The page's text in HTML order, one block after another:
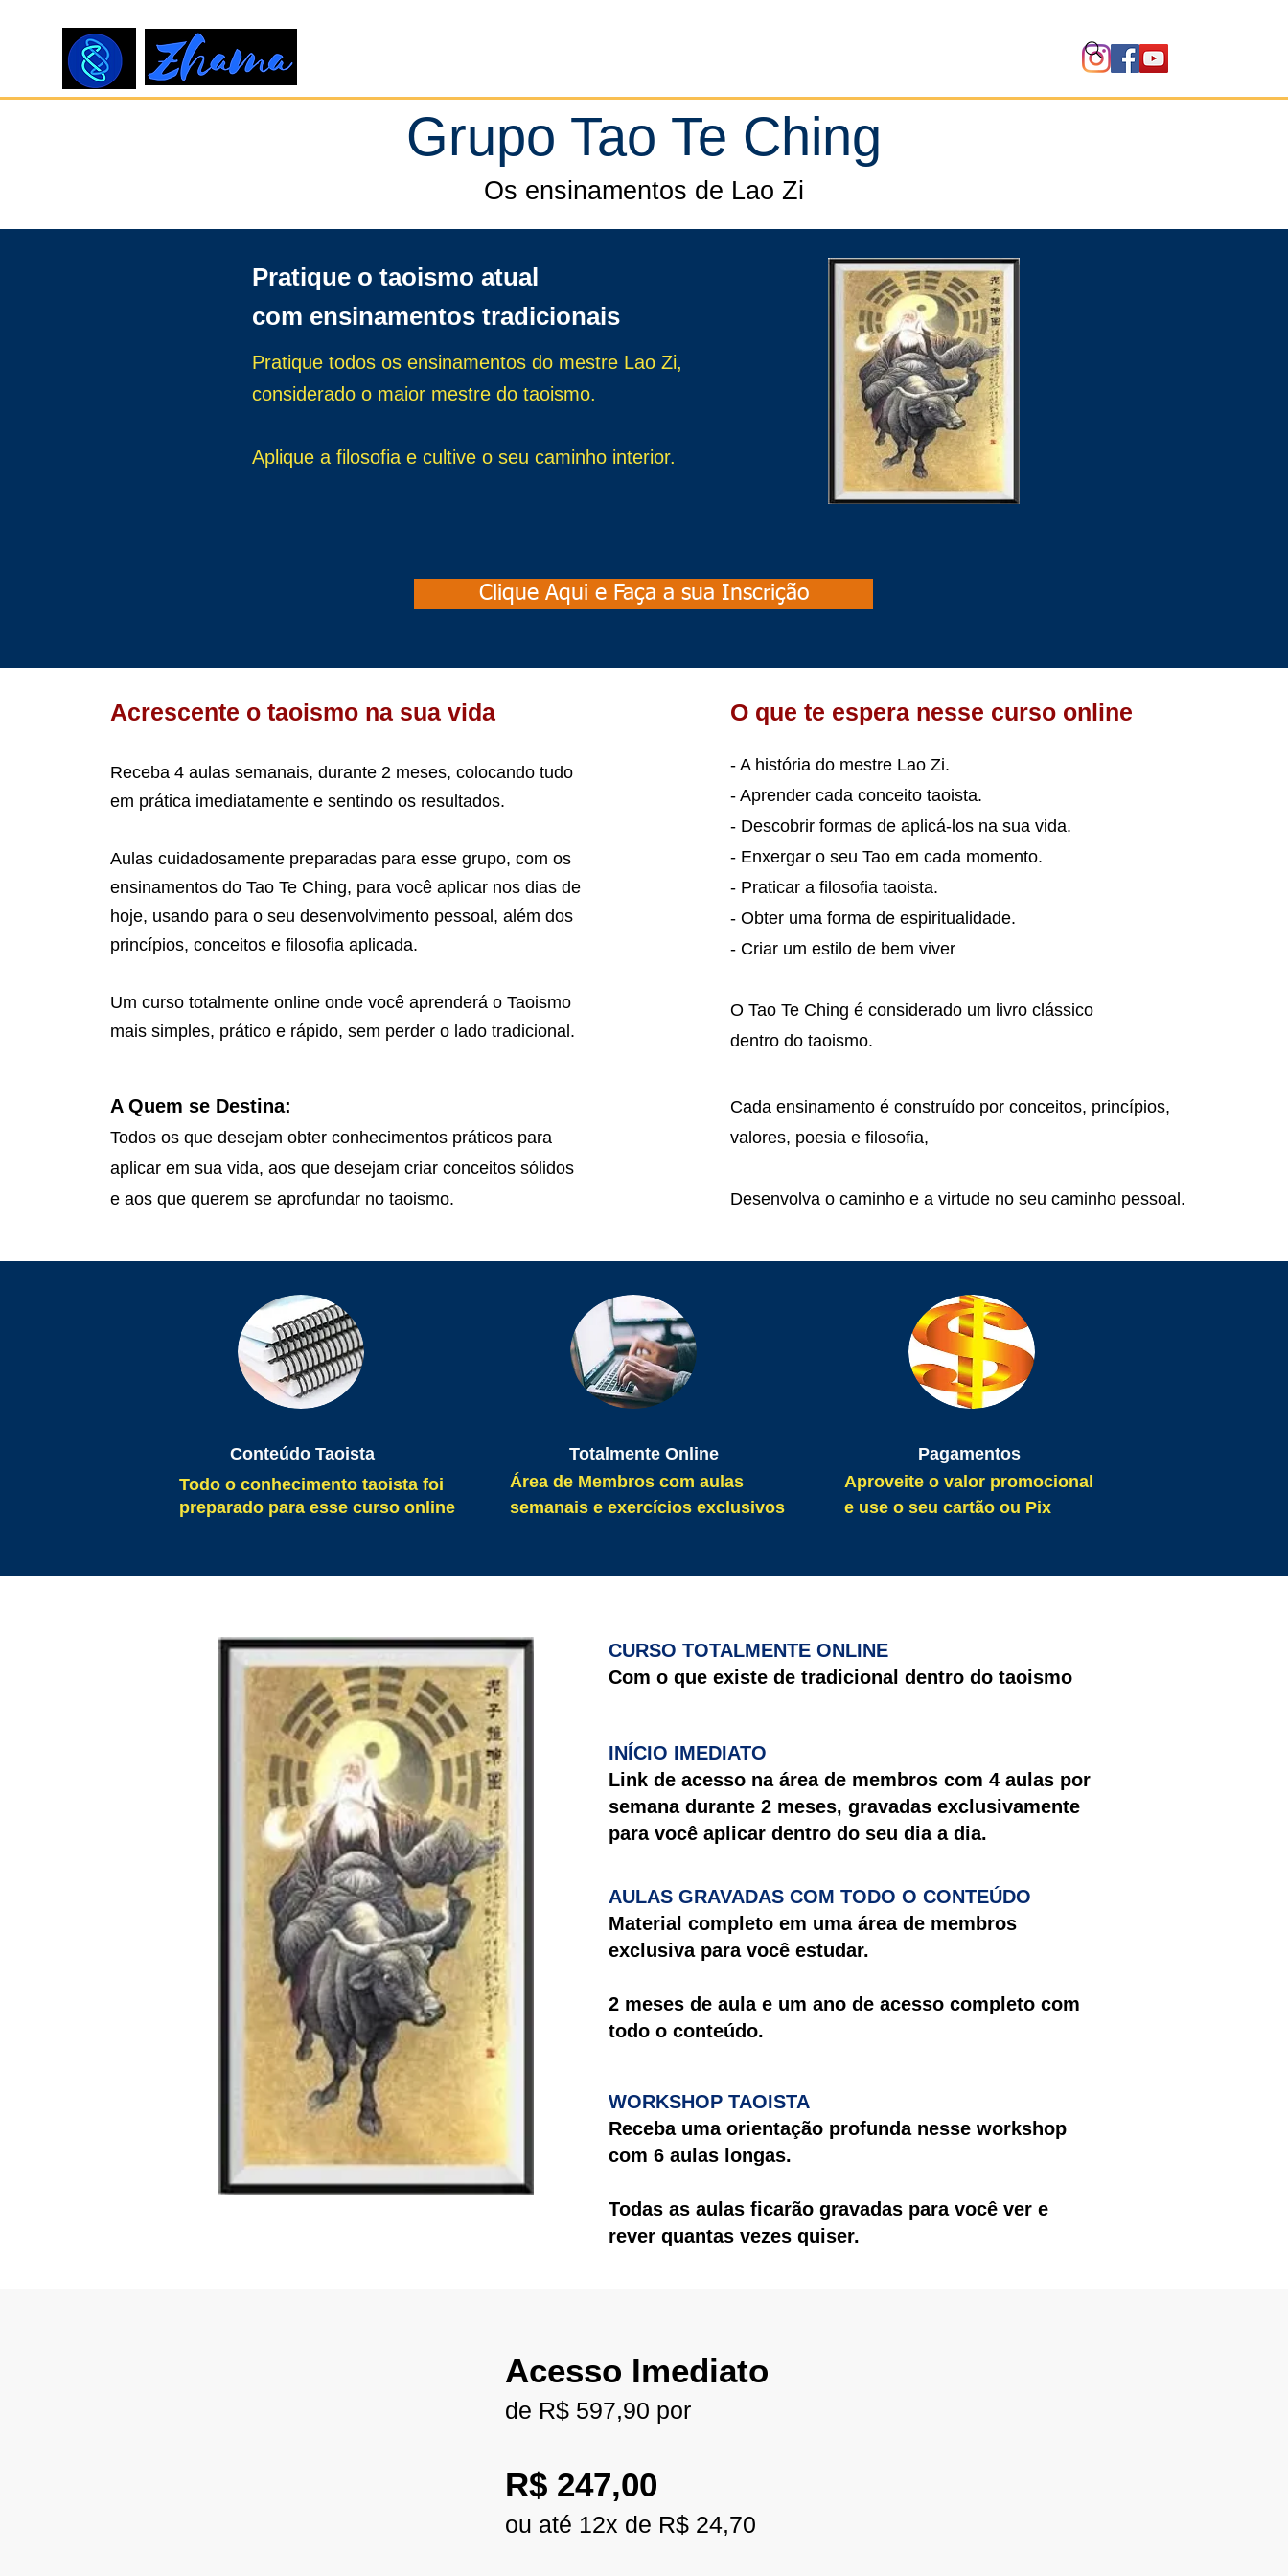
Grupo Tao Te Ching
Os ensinamentos de Lao Zi
Pratique o taoismo atual
com ensinamentos tradicionais
Pratique todos os ensinamentos do mestre Lao Zi,
considerado o maior mestre do taoismo.
Aplique a filosofia e cultive o seu caminho interior.
Clique Aqui e Faça a sua Inscrição
Acrescente o taoismo na sua vida
Receba 4 aulas semanais, durante 2 meses, colocando tudo
em prática imediatamente e sentindo os resultados.
Aulas cuidadosamente preparadas para esse grupo, com os
ensinamentos do Tao Te Ching, para você aplicar nos dias de
hoje, usando para o seu desenvolvimento pessoal, além dos
princípios, conceitos e filosofia aplicada.
Um curso totalmente online onde você aprenderá o Taoismo
mais simples, prático e rápido, sem perder o lado tradicional.
A Quem se Destina:
Todos os que desejam obter conhecimentos práticos para
aplicar em sua vida, aos que desejam criar conceitos sólidos
e aos que querem se aprofundar no taoismo.
O que te espera nesse curso online
- A história do mestre Lao Zi.
- Aprender cada conceito taoista.
- Descobrir formas de aplicá-los na sua vida.
- Enxergar o seu Tao em cada momento.
- Praticar a filosofia taoista.
- Obter uma forma de espiritualidade.
- Criar um estilo de bem viver
O Tao Te Ching é considerado um livro clássico
dentro do taoismo.
Cada ensinamento é construído por conceitos, princípios,
valores, poesia e filosofia,
Desenvolva o caminho e a virtude no seu caminho pessoal.
Conteúdo Taoista
Todo o conhecimento taoista foi
preparado para esse curso online
Totalmente Online
Área de Membros com aulas
semanais e exercícios exclusivos
Pagamentos
Aproveite o valor promocional
e use o seu cartão ou Pix
CURSO TOTALMENTE ONLINE
Com o que existe de tradicional dentro do taoismo
INÍCIO IMEDIATO
Link de acesso na área de membros com 4 aulas por
semana durante 2 meses, gravadas exclusivamente
para você aplicar dentro do seu dia a dia.
AULAS GRAVADAS COM TODO O CONTEÚDO
Material completo em uma área de membros
exclusiva para você estudar.
2 meses de aula e um ano de acesso completo com
todo o conteúdo.
WORKSHOP TAOISTA
Receba uma orientação profunda nesse workshop
com 6 aulas longas.
Todas as aulas ficarão gravadas para você ver e
rever quantas vezes quiser.
Acesso Imediato
de R$ 597,90 por
R$ 247,00
ou até 12x de R$ 24,70